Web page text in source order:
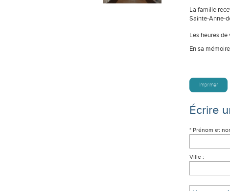
La famille
Sainte-Anne-
Les heures de
En sa
Imprimer
Écrire
* Prénom et
Ville :